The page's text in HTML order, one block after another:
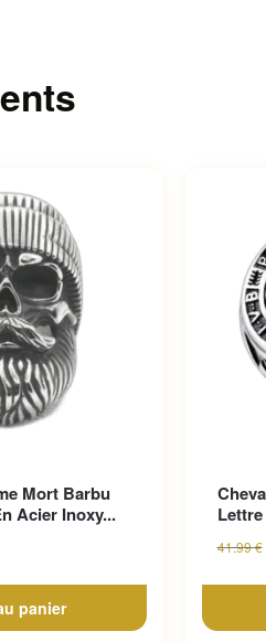
Mort Barbu
Acier Inoxy...
panier
41.99€